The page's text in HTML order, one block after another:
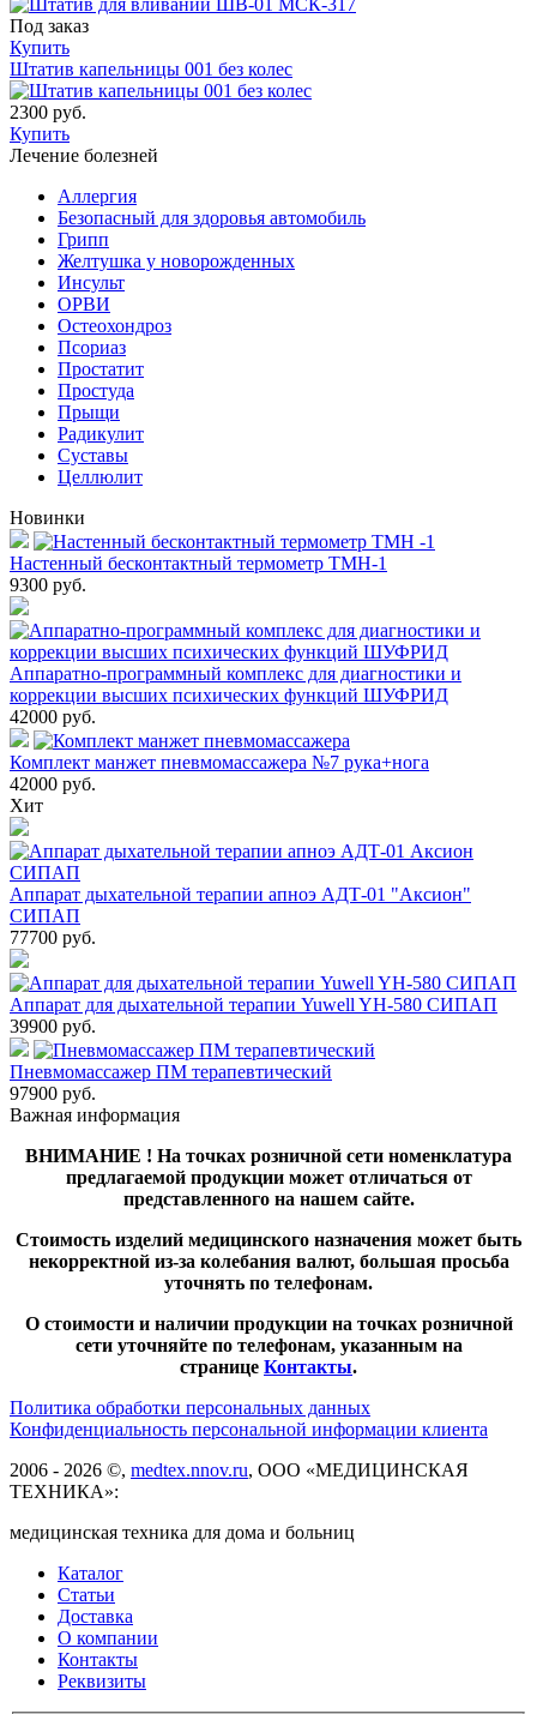
Под заказ
Купить
Штатив капельницы 001 без колес
2300 руб.
Купить
Лечение болезней
Аллергия
Безопасный для здоровья автомобиль
Грипп
Желтушка у новорожденных
Инсульт
ОРВИ
Остеохондроз
Пcориаз
Простатит
Простуда
Прыщи
Радикулит
Суставы
Целлюлит
Новинки
Настенный бесконтактный термометр ТМН-1
9300 руб.
Аппаратно-программный комплекс для диагностики и
коррекции высших психических функций ШУФРИД
42000 руб.
Комплект манжет пневмомассажера №7 рука+нога
42000 руб.
Хит
Аппарат дыхательной терапии апноэ АДТ-01 "Аксион"
СИПАП
77700 руб.
Аппарат для дыхательной терапии Yuwell YH-580 СИПАП
39900 руб.
Пневмомассажер ПМ терапевтический
97900 руб.
Важная информация
ВНИМАНИЕ ! На точках розничной сети номенклатура
предлагаемой продукции может отличаться от
представленного на нашем сайте.
Стоимость изделий медицинского назначения может быть
некорректной из-за колебания валют, большая просьба
уточнять по телефонам.
О стоимости и наличии продукции на точках розничной
сети уточняйте по телефонам, указанным на
странице Контакты.
Политика обработки персональных данных
Конфиденциальность персональной информации клиента
2006 - 2026 ©, medtex.nnov.ru, ООО «МЕДИЦИНСКАЯ
ТЕХНИКА»:
медицинская техника для дома и больниц
Каталог
Статьи
Доставка
О компании
Контакты
Реквизиты